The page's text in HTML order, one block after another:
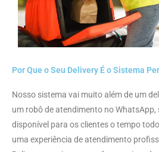
Por Que o Seu Delivery É o Sistema
Nosso sistema vai muito além de um
um robô de atendimento no WhatsApp,
disponível para os clientes o tempo
uma experiência de atendimento